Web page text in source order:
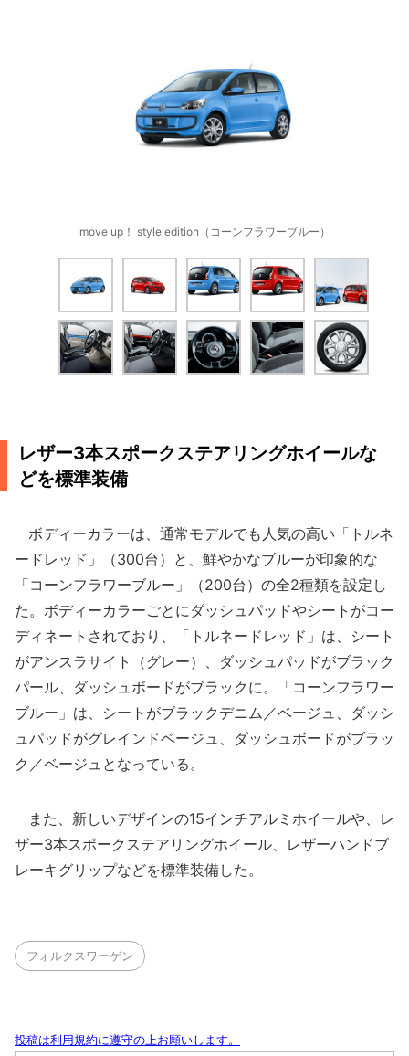
move up！ style edition（コーンフラワーブルー）
レザー3本スポークステアリングホイールな
どを標準装備
ボディーカラーは、通常モデルでも人気の高い「トルネ
ードレッド」（300台）と、鮮やかなブルーが印象的な
「コーンフラワーブルー」（200台）の全2種類を設定し
た。ボディーカラーごとにダッシュパッドやシートがコー
ディネートされており、「トルネードレッド」は、シート
がアンスラサイト（グレー）、ダッシュパッドがブラック
パール、ダッシュボードがブラックに。「コーンフラワー
ブルー」は、シートがブラックデニム／ベージュ、ダッシ
ュパッドがグレインドベージュ、ダッシュボードがブラッ
ク／ベージュとなっている。
また、新しいデザインの15インチアルミホイールや、レ
ザー3本スポークステアリングホイール、レザーハンドブ
レーキグリップなどを標準装備した。
フォルクスワーゲン